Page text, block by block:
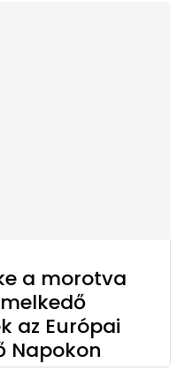
a morotva
az Európai
Napokon